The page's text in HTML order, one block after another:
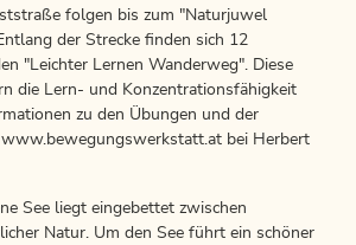
folgen bis zum "Naturjuwel
der Strecke finden sich 12
"Leichter Lernen Wanderweg". Diese
die Lern- und Konzentrationsfähigkeit
zu den Übungen und der
www.bewegungswerkstatt.at bei Herbert
See liegt eingebettet zwischen
Natur. Um den See führt ein schöner